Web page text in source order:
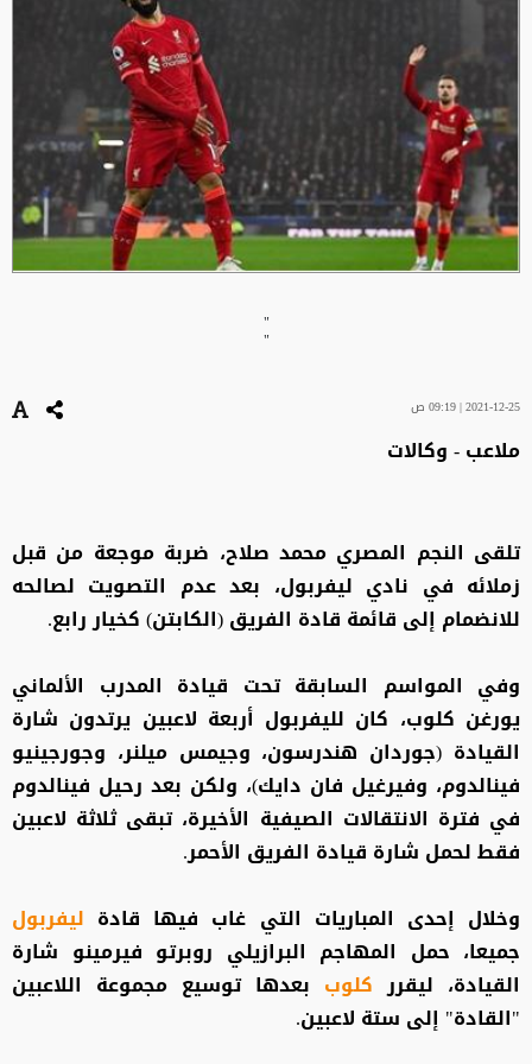
"
"
2021-12-25 | 09:19 ص
ملاعب - وكالات
تلقى النجم المصري محمد صلاح، ضربة موجعة من قبل
زملائه في نادي ليفربول، بعد عدم التصويت لصالحه
للانضمام إلى قائمة قادة الفريق (الكابتن) كخيار رابع.
وفي المواسم السابقة تحت قيادة المدرب الألماني
يورغن كلوب، كان لليفربول أربعة لاعبين يرتدون شارة
القيادة (جوردان هندرسون، وجيمس ميلنر، وجورجينيو
فينالدوم، وفيرغيل فان دايك)، ولكن بعد رحيل فينالدوم
في فترة الانتقالات الصيفية الأخيرة، تبقى ثلاثة لاعبين
فقط لحمل شارة قيادة الفريق الأحمر.
وخلال إحدى المباريات التي غاب فيها قادة ليفربول
جميعا، حمل المهاجم البرازيلي روبرتو فيرمينو شارة
القيادة، ليقرركلوب بعدها توسيع مجموعة اللاعبين
"القادة" إلى ستة لاعبين.